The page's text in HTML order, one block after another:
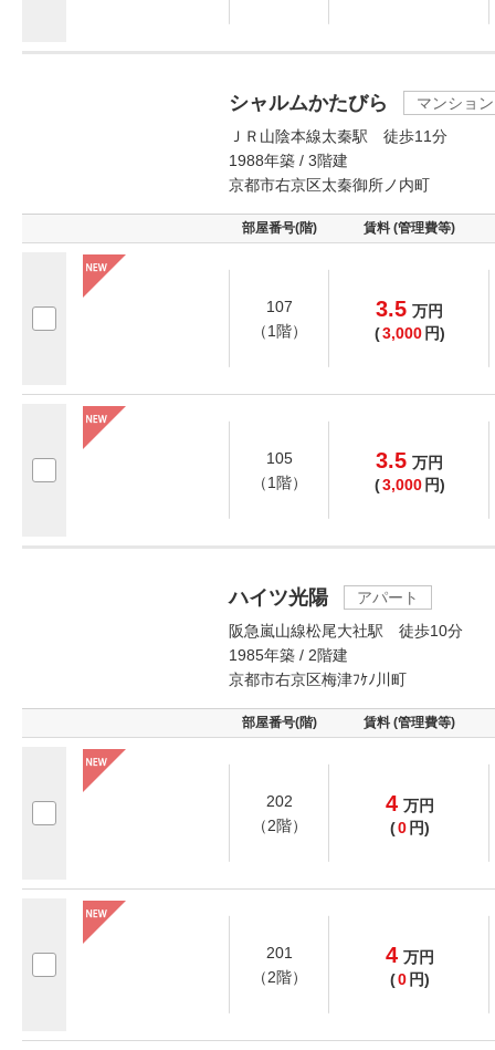
シャルムかたびら
マンション
ＪＲ山陰本線太秦駅 徒歩11分
1988年築 / 3階建
京都市右京区太秦御所ノ内町
部屋番号(階) 賃料 (管理費等)
107
（1階）
3.5 万円
(3,000 円)
105
（1階）
3.5 万円
(3,000 円)
ハイツ光陽
アパート
阪急嵐山線松尾大社駅 徒歩10分
1985年築 / 2階建
京都市右京区梅津ﾌｹﾉ川町
部屋番号(階) 賃料 (管理費等)
202
（2階）
4 万円
(0 円)
201
（2階）
4 万円
(0 円)